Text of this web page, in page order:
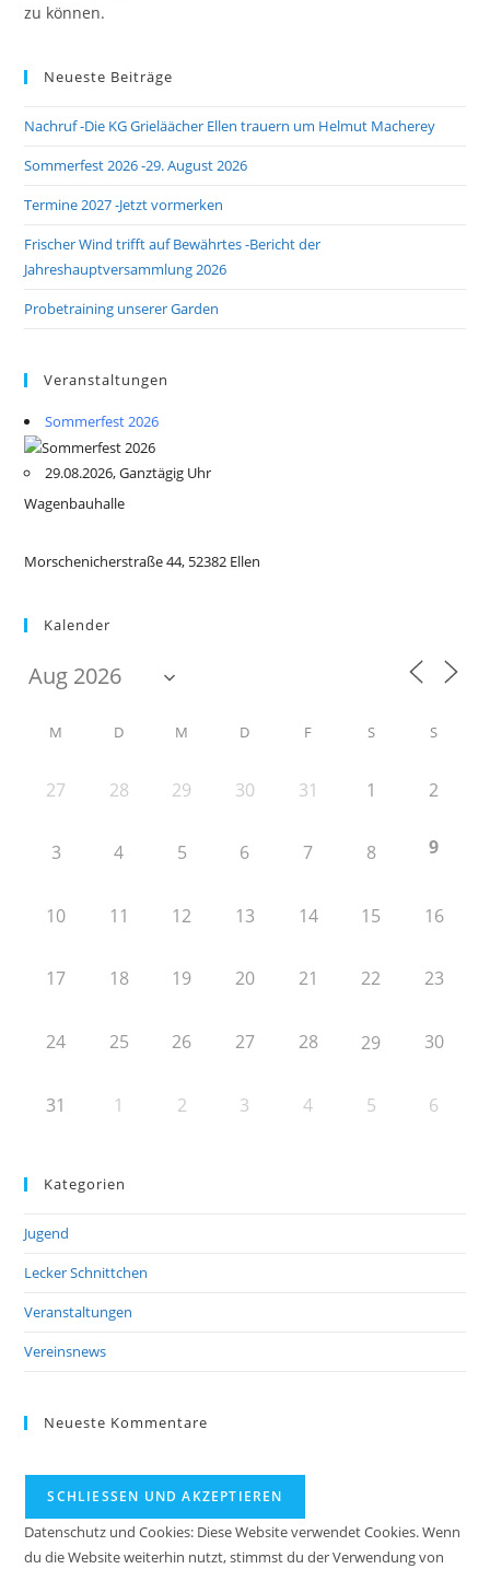
zu können.
Neueste Beiträge
Nachruf -Die KG Grieläächer Ellen trauern um Helmut Macherey
Sommerfest 2026 -29. August 2026
Termine 2027 -Jetzt vormerken
Frischer Wind trifft auf Bewährtes -Bericht der
Jahreshauptversammlung 2026
Probetraining unserer Garden
Veranstaltungen
Sommerfest 2026
29.08.2026, Ganztägig Uhr
Wagenbauhalle
Morschenicherstraße 44, 52382 Ellen
Kalender
M D M D F S S
27 28 29 30 31 1 2
3 4 5 6 7 8 9
10 11 12 13 14 15 16
17 18 19 20 21 22 23
24 25 26 27 28 29 30
31 1 2 3 4 5 6
Kategorien
Jugend
Lecker Schnittchen
Veranstaltungen
Vereinsnews
Neueste Kommentare
Datenschutz und Cookies: Diese Website verwendet Cookies. Wenn
du die Website weiterhin nutzt, stimmst du der Verwendung von